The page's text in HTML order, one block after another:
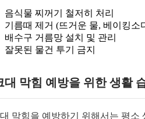
음식물 찌꺼기 철저히 처리
기름때 제거 (뜨거운 물, 베이킹소
배수구 거름망 설치 및 관리
잘못된 물건 투기 금지
대 막힘 예방을 위한 생활
막힘을 예방하기 위해서는 평소